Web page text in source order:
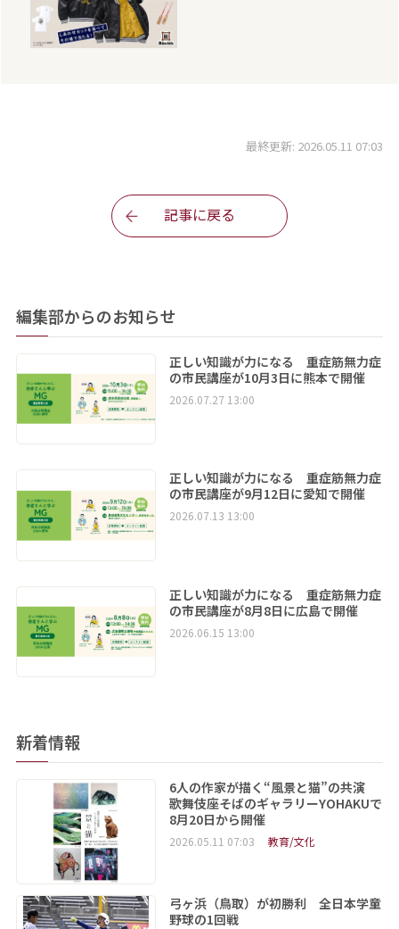
最終更新: 2026.05.11 07:03
記事に戻る
編集部からのお知らせ
正しい知識が力になる 重症筋無力症
の市民講座が10月3日に熊本で開催
2026.07.27 13:00
正しい知識が力になる 重症筋無力症
の市民講座が9月12日に愛知で開催
2026.07.13 13:00
正しい知識が力になる 重症筋無力症
の市民講座が8月8日に広島で開催
2026.06.15 13:00
新着情報
6人の作家が描く“風景と猫”の共演
歌舞伎座そばのギャラリーYOHAKUで
8月20日から開催
2026.05.11 07:03 教育/文化
弓ヶ浜（鳥取）が初勝利 全日本学童
野球の1回戦